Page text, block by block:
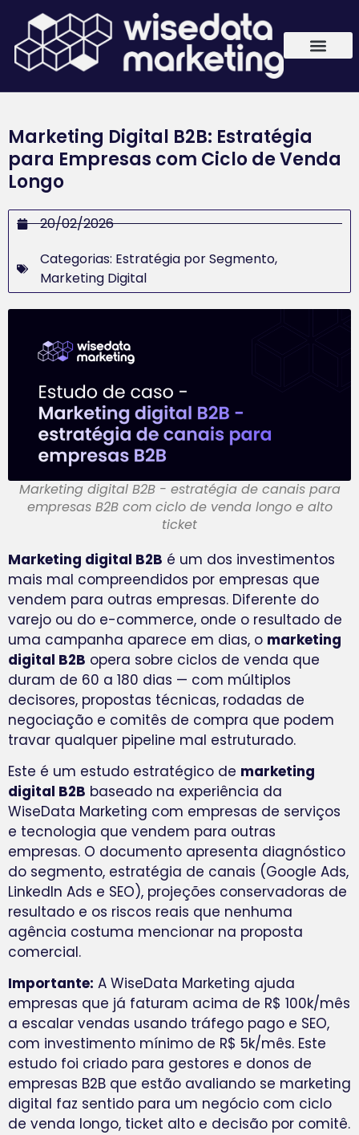
Marketing Digital B2B: Estratégia
para Empresas com Ciclo de Venda
Longo
20/02/2026
Categorias: Estratégia por Segmento,
Marketing Digital
Marketing digital B2B - estratégia de canais para
empresas B2B com ciclo de venda longo e alto
ticket
Marketing digital B2B é um dos investimentos
mais mal compreendidos por empresas que
vendem para outras empresas. Diferente do
varejo ou do e-commerce, onde o resultado de
uma campanha aparece em dias, o marketing
digital B2B opera sobre ciclos de venda que
duram de 60 a 180 dias — com múltiplos
decisores, propostas técnicas, rodadas de
negociação e comitês de compra que podem
travar qualquer pipeline mal estruturado.
Este é um estudo estratégico de marketing
digital B2B baseado na experiência da
WiseData Marketing com empresas de serviços
e tecnologia que vendem para outras
empresas. O documento apresenta diagnóstico
do segmento, estratégia de canais (Google Ads,
LinkedIn Ads e SEO), projeções conservadoras de
resultado e os riscos reais que nenhuma
agência costuma mencionar na proposta
comercial.
Importante: A WiseData Marketing ajuda
empresas que já faturam acima de R$ 100k/mês
a escalar vendas usando tráfego pago e SEO,
com investimento mínimo de R$ 5k/mês. Este
estudo foi criado para gestores e donos de
empresas B2B que estão avaliando se marketing
digital faz sentido para um negócio com ciclo
de venda longo, ticket alto e decisão por comitê.